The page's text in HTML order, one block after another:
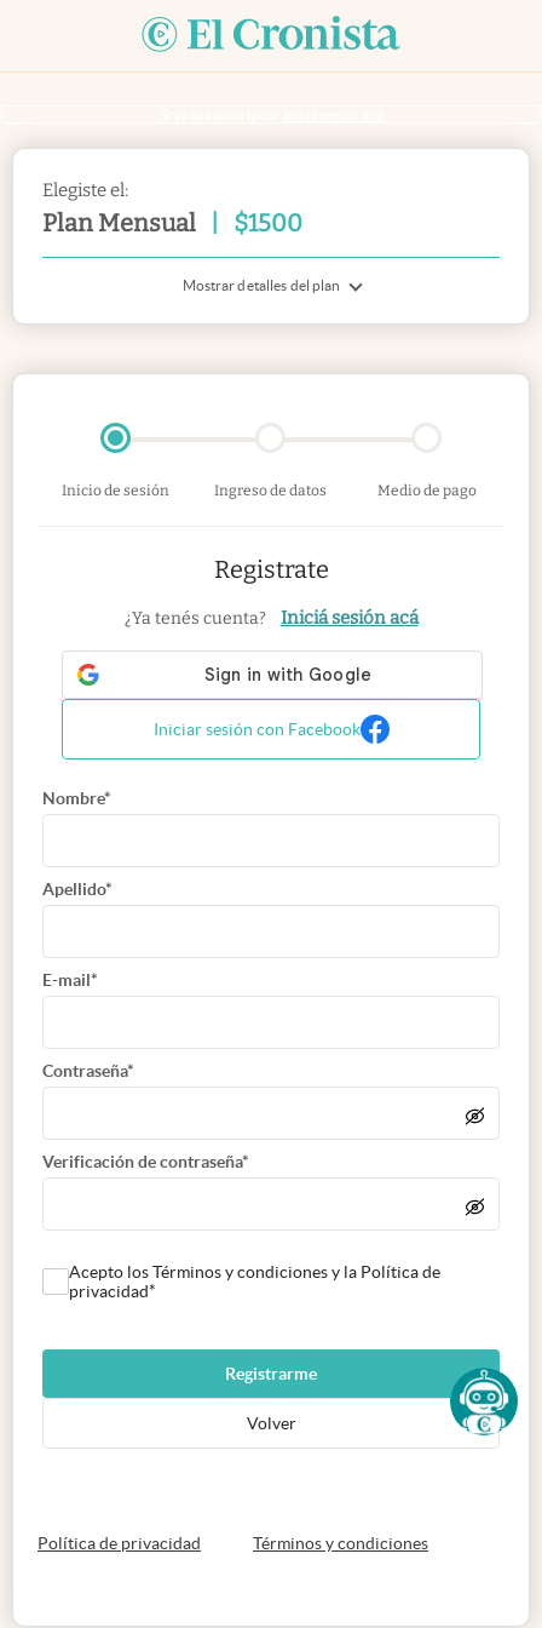
Elegiste el:
Plan Mensual $1500
Mostrar detalles del plan
Inicio de sesión Ingreso de datos Medio de pago
Registrate
¿Ya tenés cuenta? Iniciá sesión acá
Iniciar sesión con Facebook
Nombre*
Apellido*
E-mail*
Contraseña*
Verificación de contraseña*
Acepto los Términos y condiciones y la Política de
privacidad*
Registrarme
Volver
Política de privacidad abre en nueva pestaña
Términos y condicionesabre en nueva